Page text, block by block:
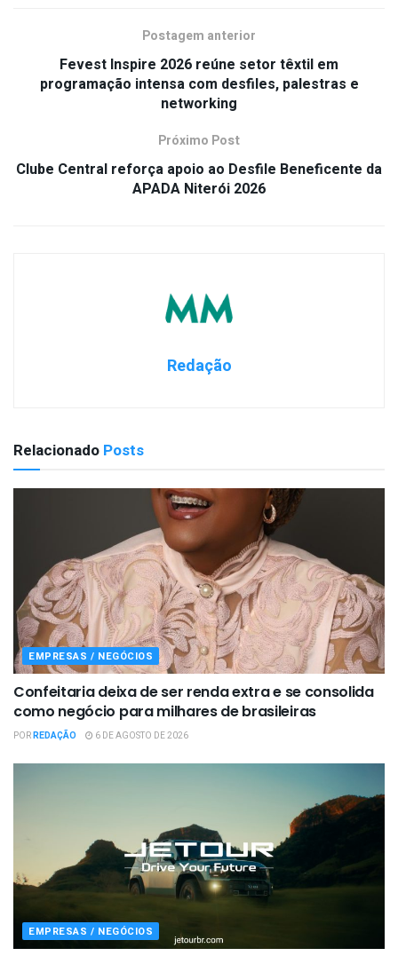
Postagem anterior
Fevest Inspire 2026 reúne setor têxtil em
programação intensa com desfiles, palestras e
networking
Próximo Post
Clube Central reforça apoio ao Desfile Beneficente da
APADA Niterói 2026
Redação
Relacionado Posts
EMPRESAS / NEGÓCIOS
Confeitaria deixa de ser renda extra e se consolida
como negócio para milhares de brasileiras
PORREDAÇÃO 6 DE AGOSTO DE 2026
EMPRESAS / NEGÓCIOS